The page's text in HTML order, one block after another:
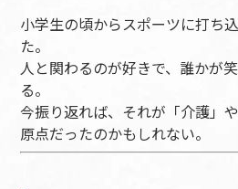
小学生の頃からスポーツに打ち
た。
人と関わるのが好きで、誰かが
る。
今振り返れば、それが「介護」
原点だったのかもしれない。